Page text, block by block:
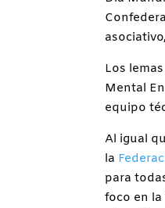
Los
Mental
equipo
Al igual
la
para
foco en